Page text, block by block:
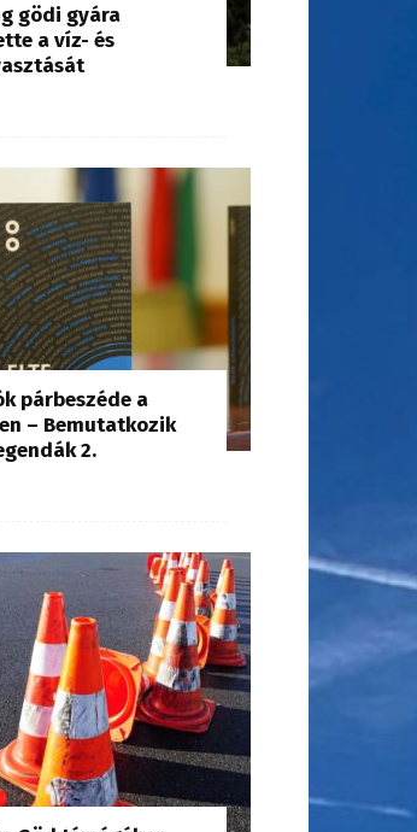
gödi gyára
a víz- és
párbeszéde a
– Bemutatkozik
2.